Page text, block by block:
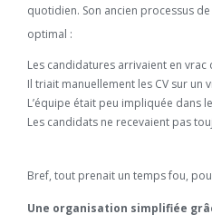
quotidien. Son ancien processus
optimal :
Les candidatures arrivaient en vrac
Il triait manuellement les CV sur un
L’équipe était peu impliquée dans
Les candidats ne recevaient pas
Bref, tout prenait un temps fou,
Une organisation simplifiée